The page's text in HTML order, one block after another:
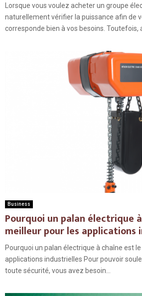
Lorsque vous voulez acheter un groupe
naturellement vérifier la puissance afin de
corresponde bien à vos besoins. Toutefois,
Business
Pourquoi un palan électrique
meilleur pour les applications
Pourquoi un palan électrique à chaîne est
applications industrielles Pour pouvoir
toute sécurité, vous avez besoin...